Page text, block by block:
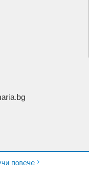
повече